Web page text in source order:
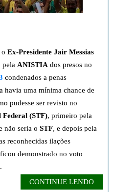
Ex-Presidente Jair Messias
pela ANISTIA dos presos no
condenados a penas
havia uma mínima chance de
pudesse ser revisto no
Federal (STF), primeiro pela
não seria o STF, e depois pela
reconhecidas ilações
demonstrado no voto
.
CONTINUE LENDO